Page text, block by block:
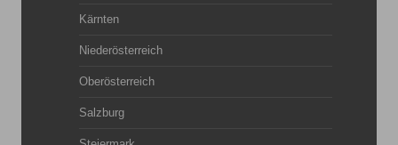
Kärnten
Niederösterreich
Oberösterreich
Salzburg